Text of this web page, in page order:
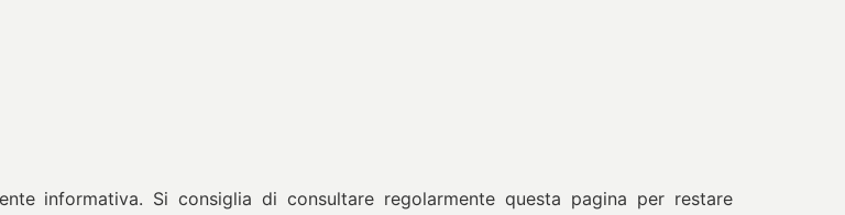
informativa. Si consiglia di consultare regolarmente questa pagina per restare